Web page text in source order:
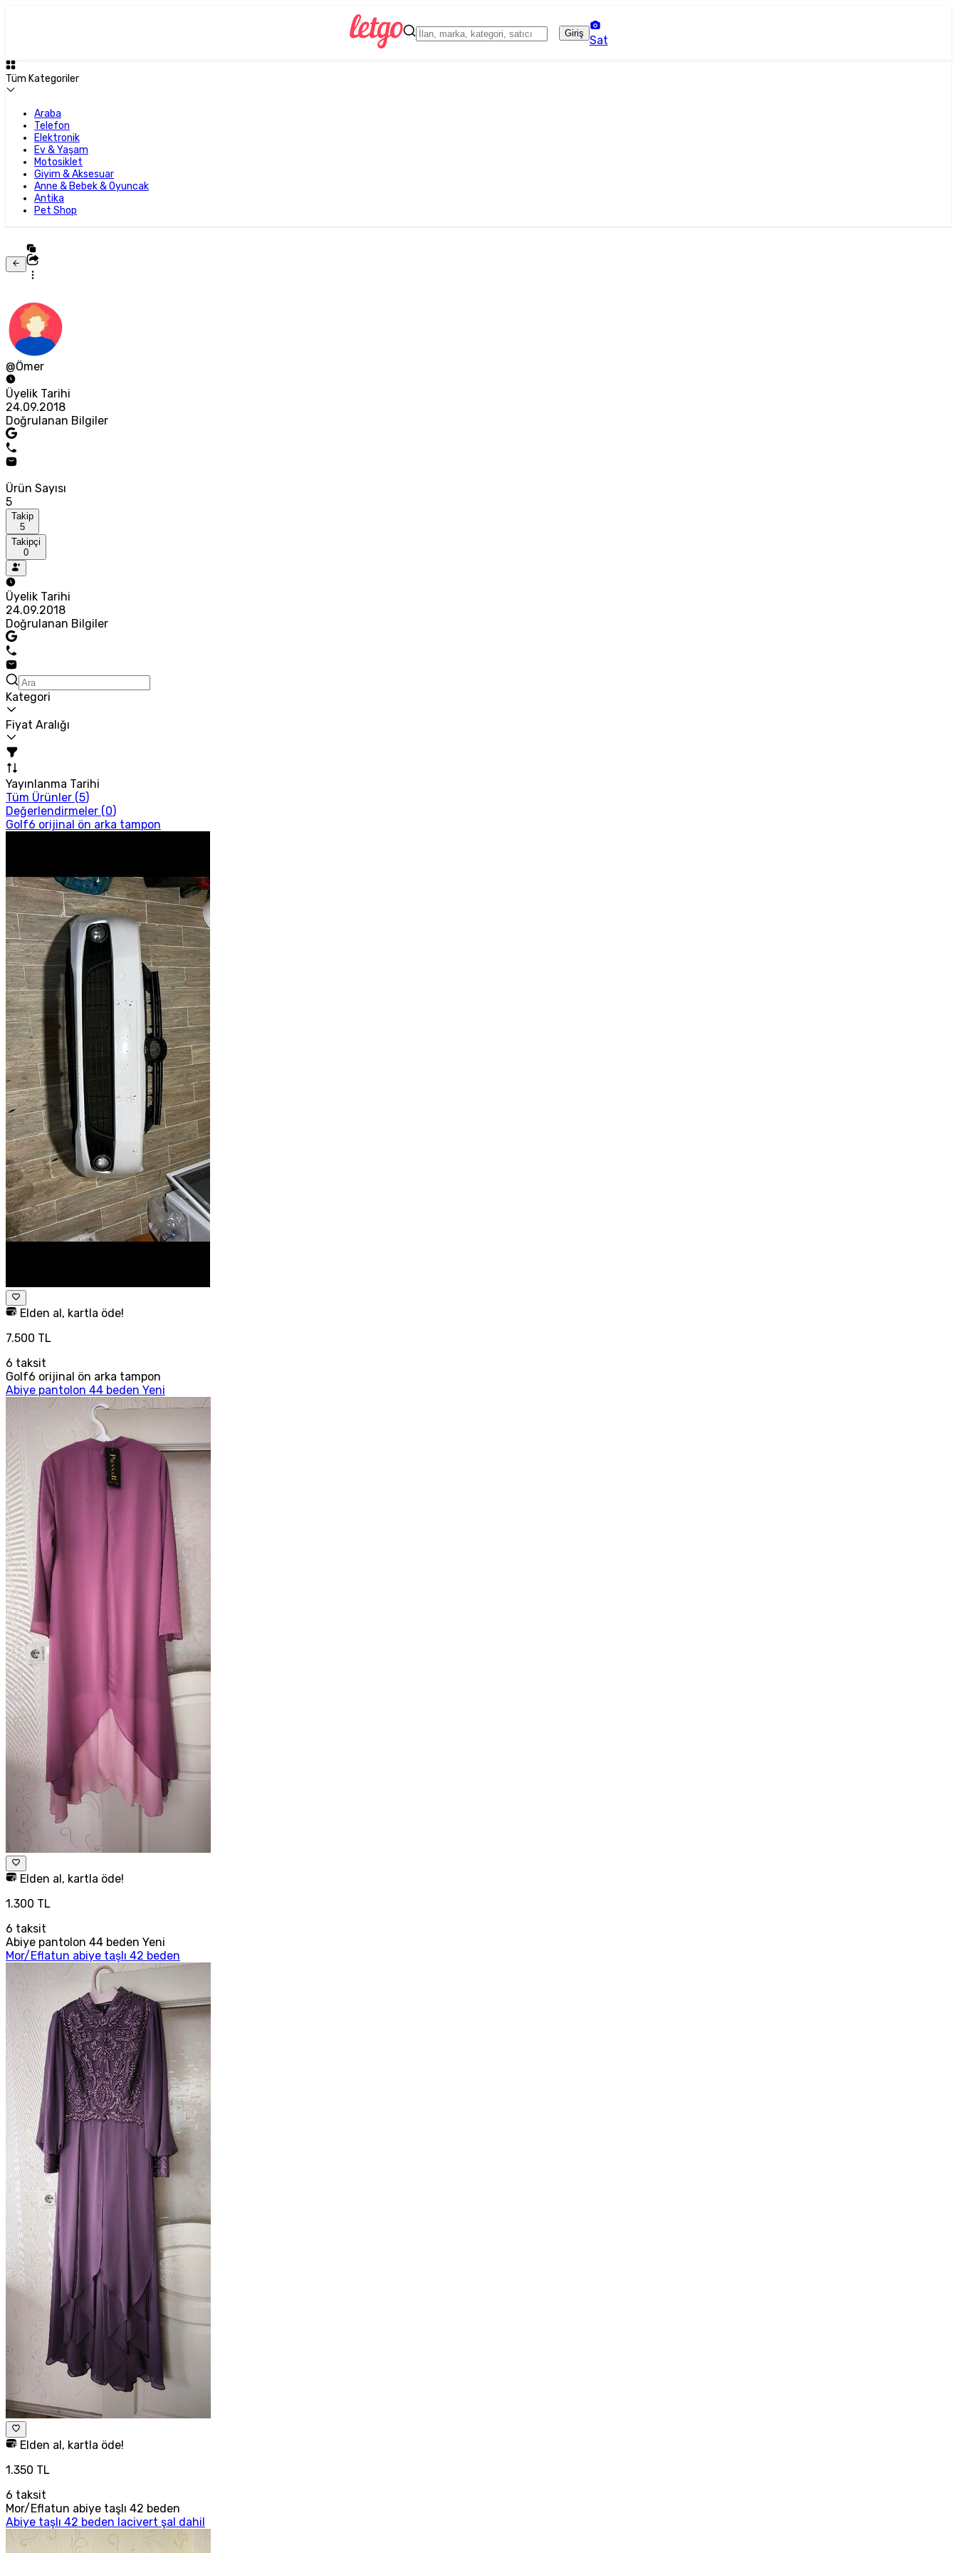
Giriş
Sat
Tüm Kategoriler
Araba
Telefon
Elektronik
Ev & Yaşam
Motosiklet
Giyim & Aksesuar
Anne & Bebek & Oyuncak
Antika
Pet Shop
@Ömer
Üyelik Tarihi
24.09.2018
Doğrulanan Bilgiler
Ürün Sayısı
5
Takip
5
Takipçi
0
Üyelik Tarihi
24.09.2018
Doğrulanan Bilgiler
Kategori
Fiyat Aralığı
Yayınlanma Tarihi
Tüm Ürünler (5)
Değerlendirmeler (0)
Golf6 orijinal ön arka tampon
Elden al, kartla öde!
7.500 TL
6 taksit
Golf6 orijinal ön arka tampon
Abiye pantolon 44 beden Yeni
Elden al, kartla öde!
1.300 TL
6 taksit
Abiye pantolon 44 beden Yeni
Mor/Eflatun abiye taşlı 42 beden
Elden al, kartla öde!
1.350 TL
6 taksit
Mor/Eflatun abiye taşlı 42 beden
Abiye taşlı 42 beden lacivert şal dahil